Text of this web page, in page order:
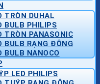
TRÒN DUHAL
BULB PHILIPS
TRÒN PANASONIC
BULB RẠNG ĐÔNG
BULB NANOCO
LED PHILIPS